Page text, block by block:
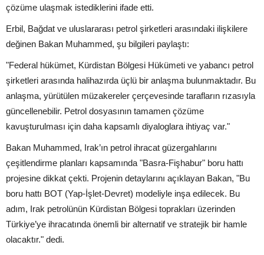
çözüme ulaşmak istediklerini ifade etti.
Erbil, Bağdat ve uluslararası petrol şirketleri arasındaki ilişkilere
değinen Bakan Muhammed, şu bilgileri paylaştı:
"Federal hükümet, Kürdistan Bölgesi Hükümeti ve yabancı petrol
şirketleri arasında halihazırda üçlü bir anlaşma bulunmaktadır. Bu
anlaşma, yürütülen müzakereler çerçevesinde tarafların rızasıyla
güncellenebilir. Petrol dosyasının tamamen çözüme
kavuşturulması için daha kapsamlı diyaloglara ihtiyaç var."
Bakan Muhammed, Irak’ın petrol ihracat güzergahlarını
çeşitlendirme planları kapsamında "Basra-Fişhabur" boru hattı
projesine dikkat çekti. Projenin detaylarını açıklayan Bakan, "Bu
boru hattı BOT (Yap-İşlet-Devret) modeliyle inşa edilecek. Bu
adım, Irak petrolünün Kürdistan Bölgesi toprakları üzerinden
Türkiye’ye ihracatında önemli bir alternatif ve stratejik bir hamle
olacaktır." dedi.